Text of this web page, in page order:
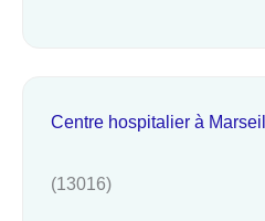
Centre hospitalier à
(13016)